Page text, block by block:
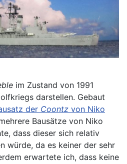
im Zustand von 1991
darstellen. Gebaut
der Coontz von Niko
Bausätze von Niko
dass dieser sich relativ
würde, da es keiner der sehr
erwartete ich, dass keine